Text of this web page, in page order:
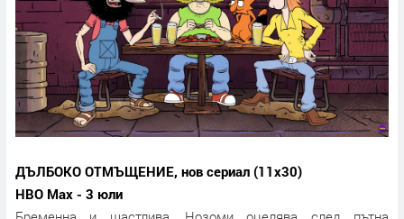
ДЪЛБОКО ОТМЪЩЕНИЕ, нов сериал (11х30)
HBO Max - 3 юли